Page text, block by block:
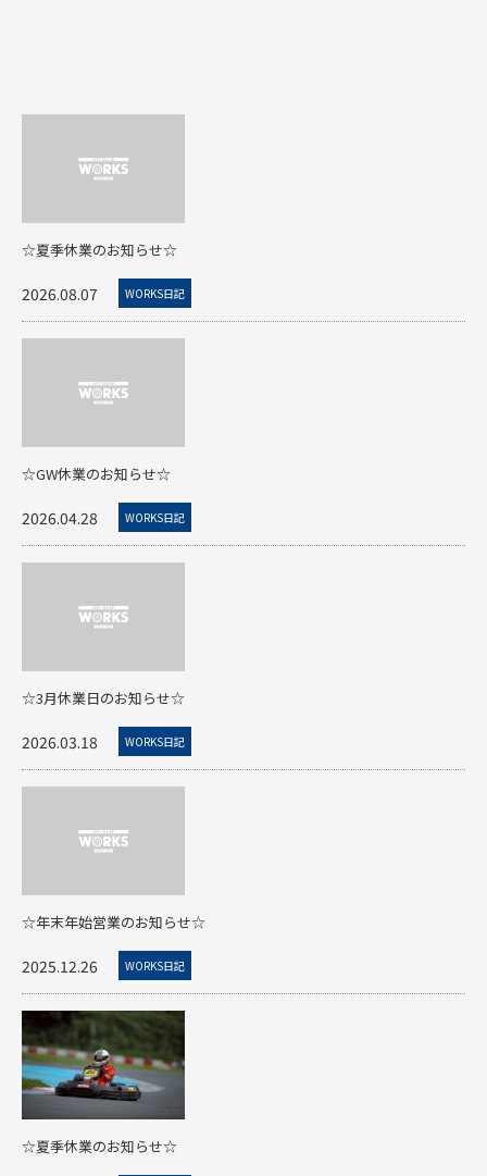
☆夏季休業のお知らせ☆
2026.08.07 WORKS日記
☆GW休業のお知らせ☆
2026.04.28 WORKS日記
☆3月休業日のお知らせ☆
2026.03.18 WORKS日記
☆年末年始営業のお知らせ☆
2025.12.26 WORKS日記
☆夏季休業のお知らせ☆